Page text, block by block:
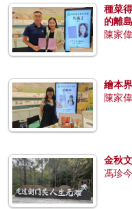
種菜
的離
陳家偉
繪本
陳家偉
金秋
馮珍今